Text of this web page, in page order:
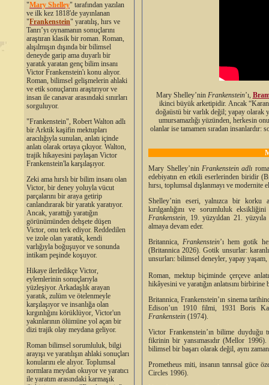
"Mary Shelley" tarafından yazılan
ve ilk kez 1818'de yayınlanan
"Frankenstein" yaratılış, hırs ve
Tanrı’yı oynamanın sonuçlarını
araştıran klasik bir roman. Roman,
alışılmışın dışında bir bilimsel
deneyde garip ama duyarlı bir
yaratık yaratan genç bilim insanı
Victor Frankenstein'ı konu alıyor.
Roman, bilimsel gelişmelerin ahlaki
ve etik sonuçlarını araştırıyor ve
insan ile canavar arasındaki sınırları
sorguluyor.
"Frankenstein", Robert Walton adlı
bir Arktik kaşifin mektupları
aracılığıyla sunulan, anlatı içinde
anlatı olarak ortaya çıkıyor. Walton,
trajik hikayesini paylaşan Victor
Frankenstein'la karşılaşıyor.
Zeki ama hırslı bir bilim insanı olan
Victor, bir deney yoluyla vücut
parçalarını bir araya getirip
canlandırarak bir yaratık yaratıyor.
Ancak, yarattığı yaratığın
görünümünden dehşete düşen
Victor, onu terk ediyor. Reddedilen
ve izole olan yaratık, kendi
varlığıyla boğuşuyor ve sonunda
intikam peşinde koşuyor.
Hikaye ilerledikçe Victor,
eylemlerinin sonuçlarıyla
yüzleşiyor. Arkadaşlık arayan
yaratık, zulüm ve ötelenmeyle
karşılaşıyor ve insanlığa olan
kırgınlığını körüklüyor, Victor'un
yakınlarının ölümüne yol açan bir
dizi trajik olay meydana geliyor.
Roman bilimsel sorumluluk, bilgi
arayışı ve yaratılışın ahlaki sonuçları
konularını ele alıyor. Toplumsal
normlara meydan okuyor ve yaratıcı
ile yaratım arasındaki karmaşık
Mary Shelley’nin Frankenstein’ı,
ikinci büyük arketipidir. Ancak
doğaüstü bir varlık değil; yapay olarak
umursamazlığı yüzünden, herkesin
olanlar ise tamamen sıradan
Mary Shelley’nin Frankenstein adlı
edebiyatın en etkili eserlerinden biridir
hırsı, toplumsal dışlanmayı ve
Shelley’nin eseri, yalnızca bir korku
kırılganlığını ve sorumluluk
Frankenstein , 19. yüzyıldan 21.
almaya devam eder.
Britannica, Frankenstein’ı hem gotik
(Britannica 2026). Gotik unsurlar:
unsurları: bilimsel deneyler, yapay
Roman, mektup biçiminde çerçeve
hikâyesini ve yaratığın anlatısını birbirine
Britannica, Frankenstein’ın sinema
Edison’un 1910 filmi, 1931 Boris
Frankenstein (1974).
Victor Frankenstein’ın bilime duyduğu
fikrinin bir yansımasıdır (Mellor 1996).
bilimsel bir başarı olarak değil, aynı
Prometheus miti, insanın tanrısal güce
Circles 1996).